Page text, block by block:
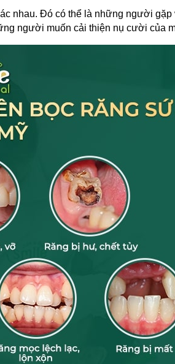
nhau. Đó có thể là những người gặp
người muốn cải thiện nụ cười của